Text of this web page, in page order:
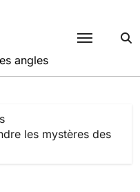
angles
les mystères des